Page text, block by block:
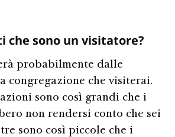
che sono un visitatore?
probabilmente dalle
congregazione che visiterai.
sono così grandi che i
non rendersi conto che sei
sono così piccole che i